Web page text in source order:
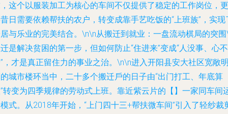
这个以服装加工为核心的车间不仅提供了稳定的工作岗位，更
日需要依赖帮扶的农户，转变成靠手艺吃饭的“上班族”，实现
与乐业的完美结合。\n\n从搬迁到就业：一盘流动棋局的突围
是解决贫困的第一步，但如何防止“住进来”变成“人没事、心不
，才是真正留住力的事业之治。\n\n进入开阳县安大社区宽敞
城市楼环当中，二十多个搬迁戶的日子由“出门打工、年底算
转变为四季规律的劳动式上班。靠近紫云片的【】一家同车间
式。从2018年开始，“上门四十三+帮扶微车间”引入了轻纱裁